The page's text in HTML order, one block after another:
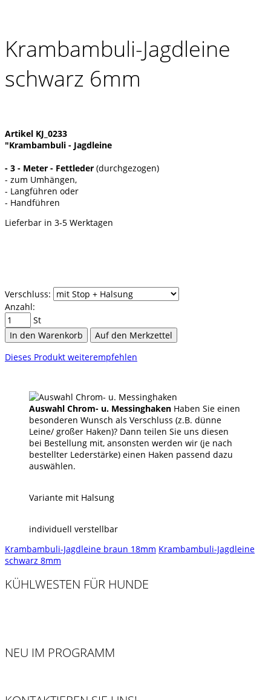
Krambambuli-Jagdleine
schwarz 6mm
Artikel KJ_0233
"Krambambuli - Jagdleine
- 3 - Meter - Fettleder (durchgezogen)
- zum Umhängen,
- Langführen oder
- Handführen
Lieferbar in 3-5 Werktagen
Verschluss:
Anzahl:
St
In den Warenkorb
Auf den Merkzettel
Dieses Produkt weiterempfehlen
Auswahl Chrom- u. Messinghaken Haben Sie einen
besonderen Wunsch als Verschluss (z.B. dünne
Leine/ großer Haken)? Dann teilen Sie uns diesen
bei Bestellung mit, ansonsten werden wir (je nach
bestellter Lederstärke) einen Haken passend dazu
auswählen.
Variante mit Halsung
individuell verstellbar
Krambambuli-Jagdleine braun 18mm Krambambuli-Jagdleine
schwarz 8mm
KÜHLWESTEN FÜR HUNDE
NEU IM PROGRAMM